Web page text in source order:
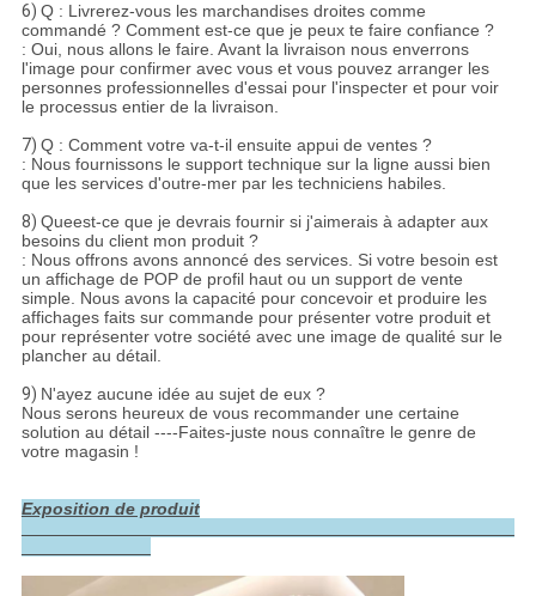
6) Q : Livrerez-vous les marchandises droites comme
commandé ? Comment est-ce que je peux te faire confiance ?
: Oui, nous allons le faire. Avant la livraison nous enverrons
l'image pour confirmer avec vous et vous pouvez arranger les
personnes professionnelles d'essai pour l'inspecter et pour voir
le processus entier de la livraison.
7) Q : Comment votre va-t-il ensuite appui de ventes ?
: Nous fournissons le support technique sur la ligne aussi bien
que les services d'outre-mer par les techniciens habiles.
8) Queest-ce que je devrais fournir si j'aimerais à adapter aux
besoins du client mon produit ?
: Nous offrons avons annoncé des services. Si votre besoin est
un affichage de POP de profil haut ou un support de vente
simple. Nous avons la capacité pour concevoir et produire les
affichages faits sur commande pour présenter votre produit et
pour représenter votre société avec une image de qualité sur le
plancher au détail.
9) N'ayez aucune idée au sujet de eux ?
Nous serons heureux de vous recommander une certaine
solution au détail ----Faites-juste nous connaître le genre de
votre magasin !
Exposition de produit